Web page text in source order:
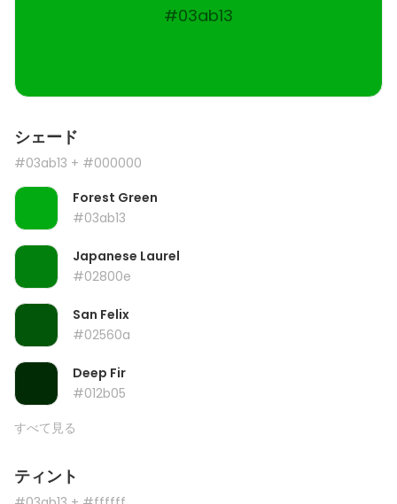
#03ab13
シェード
#03ab13 + #000000
Forest Green
#03ab13
Japanese Laurel
#02800e
San Felix
#02560a
Deep Fir
#012b05
すべて見る
ティント